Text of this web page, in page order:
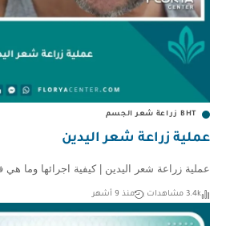
BHT زراعة شعر الجسم
عملية زراعة شعر اليدين
عملية زراعة شعر اليدين | كيفية اجرائها وما هي
3.4k مشاهدات منذ 9 أشهر